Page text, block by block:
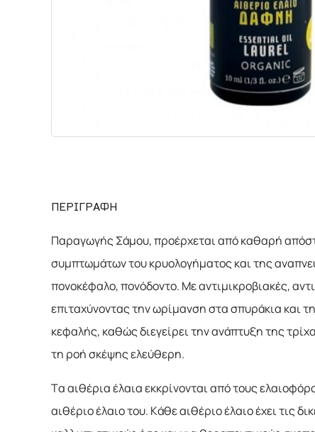
ΠΕΡΙΓΡΑΦΗ
Παραγωγής Σάμου, προέρχεται από καθαρή
συμπτωμάτων του κρυολογήματος και της
πονοκέφαλο, πονόδοντο. Με αντιμικροβιακές,
επιταχύνοντας την ωρίμανση στα σπυράκια και
κεφαλής, καθώς διεγείρει την ανάπτυξη της
τη ροή σκέψης ελεύθερη.
Τα αιθέρια έλαια εκκρίνονται από τους
αιθέριο έλαιο του. Κάθε αιθέριο έλαιο έχει τις